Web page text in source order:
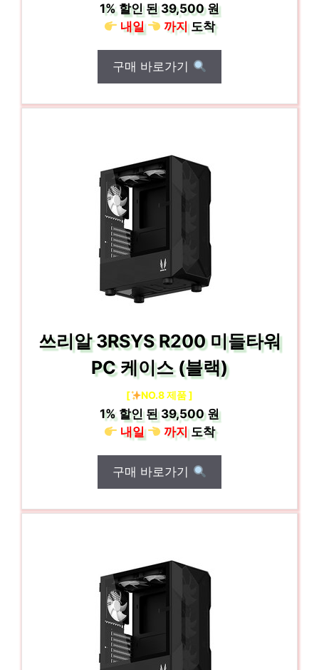
1%할인 된39,500 원
내일
까지도착
구매 바로가기
쓰리알 3RSYS R200 미들타워
PC 케이스 (블랙)
[ NO.8 제품 ]
1%할인 된39,500 원
내일
까지도착
구매 바로가기